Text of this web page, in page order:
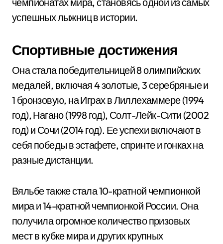
успешных лыжниц в истории.
Спортивные достижения
Она стала победительницей 8 олимпийских
медалей, включая 4 золотые, 3 серебряные и
1 бронзовую, на Играх в Лиллехаммере (1994
год), Нагано (1998 год), Солт-Лейк-Сити (2002
год) и Сочи (2014 год). Ее успехи включают в
себя победы в эстафете, спринте и гонках на
разные дистанции.
Вяльбе также стала 10-кратной чемпионкой
мира и 14-кратной чемпионкой России. Она
получила огромное количество призовых
мест в кубке мира и других крупных